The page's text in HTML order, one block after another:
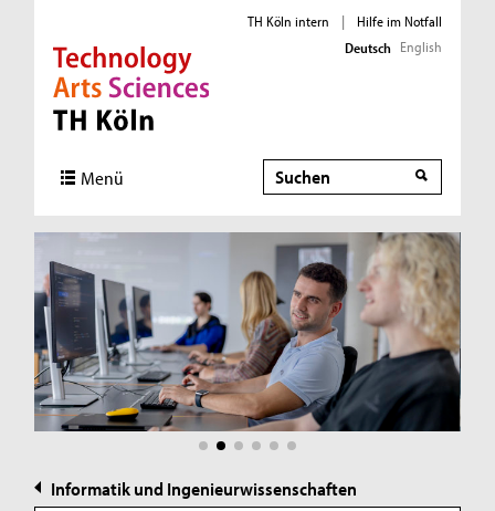
Direkt zur Hauptnavigation
Direkt zur Subnavigation
Direkt zum Inhalt
Direkt zum Fußbereich
TH Köln intern |
Hilfe im Notfall
Deutsch English
Menü Suche
Suche
Informatik und Ingenieurwissenschaften